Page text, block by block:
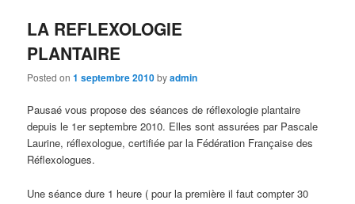
LA REFLEXOLOGIE
PLANTAIRE
Posted on1 septembre 2010byadmin
Pausaé vous propose des séances de réflexologie plantaire
depuis le 1er septembre 2010. Elles sont assurées par Pascale
Laurine, réflexologue, certifiée par la Fédération Française des
Réflexologues.
Une séance dure 1 heure ( pour la première il faut compter 30